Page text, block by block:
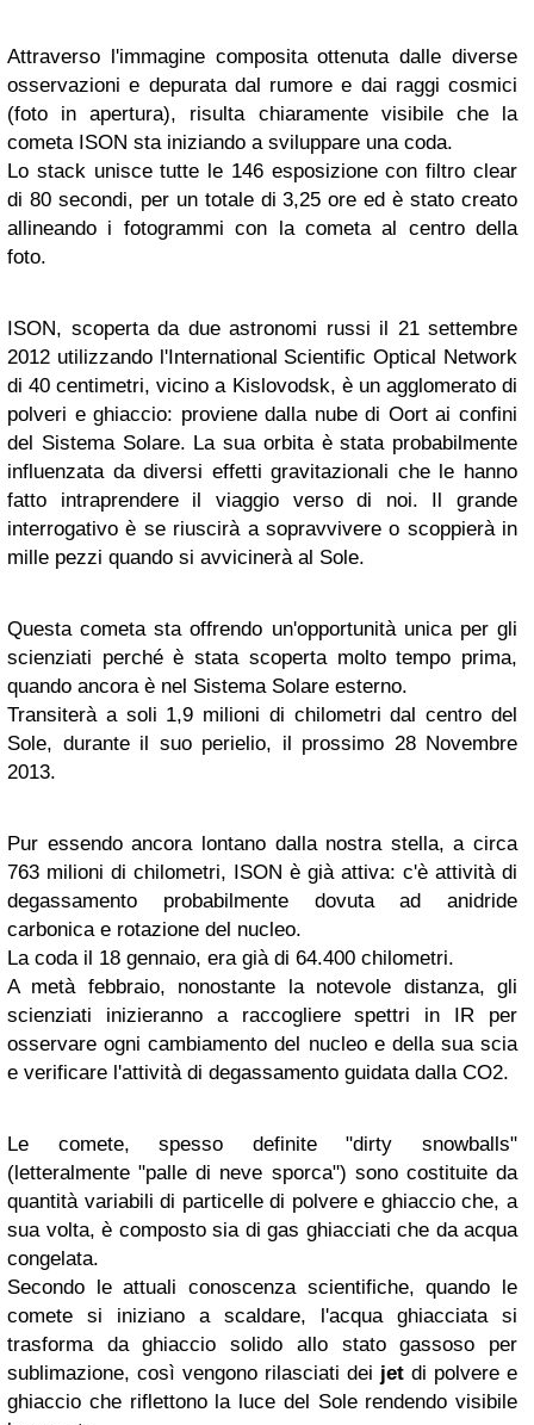
Attraverso l'immagine composita ottenuta dalle diverse
osservazioni e depurata dal rumore e dai raggi cosmici
(foto in apertura), risulta chiaramente visibile che la
cometa ISON sta iniziando a sviluppare una coda.
Lo stack unisce tutte le 146 esposizione con filtro clear
di 80 secondi, per un totale di 3,25 ore ed è stato creato
allineando i fotogrammi con la cometa al centro della
foto.
ISON, scoperta da due astronomi russi il 21 settembre
2012 utilizzando l'International Scientific Optical Network
di 40 centimetri, vicino a Kislovodsk, è un agglomerato di
polveri e ghiaccio: proviene dalla nube di Oort ai confini
del Sistema Solare. La sua orbita è stata probabilmente
influenzata da diversi effetti gravitazionali che le hanno
fatto intraprendere il viaggio verso di noi. Il grande
interrogativo è se riuscirà a sopravvivere o scoppierà in
mille pezzi quando si avvicinerà al Sole.
Questa cometa sta offrendo un'opportunità unica per gli
scienziati perché è stata scoperta molto tempo prima,
quando ancora è nel Sistema Solare esterno.
Transiterà a soli 1,9 milioni di chilometri dal centro del
Sole, durante il suo perielio, il prossimo 28 Novembre
2013.
Pur essendo ancora lontano dalla nostra stella, a circa
763 milioni di chilometri, ISON è già attiva: c'è attività di
degassamento probabilmente dovuta ad anidride
carbonica e rotazione del nucleo.
La coda il 18 gennaio, era già di 64.400 chilometri.
A metà febbraio, nonostante la notevole distanza, gli
scienziati inizieranno a raccogliere spettri in IR per
osservare ogni cambiamento del nucleo e della sua scia
e verificare l'attività di degassamento guidata dalla CO2.
Le comete, spesso definite "dirty snowballs"
(letteralmente "palle di neve sporca") sono costituite da
quantità variabili di particelle di polvere e ghiaccio che, a
sua volta, è composto sia di gas ghiacciati che da acqua
congelata.
Secondo le attuali conoscenza scientifiche, quando le
comete si iniziano a scaldare, l'acqua ghiacciata si
trasforma da ghiaccio solido allo stato gassoso per
sublimazione, così vengono rilasciati dei jet di polvere e
ghiaccio che riflettono la luce del Sole rendendo visibile